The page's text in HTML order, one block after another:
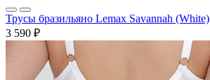
Трусы бразильяно Lemax Savannah (White)
3 590 ₽